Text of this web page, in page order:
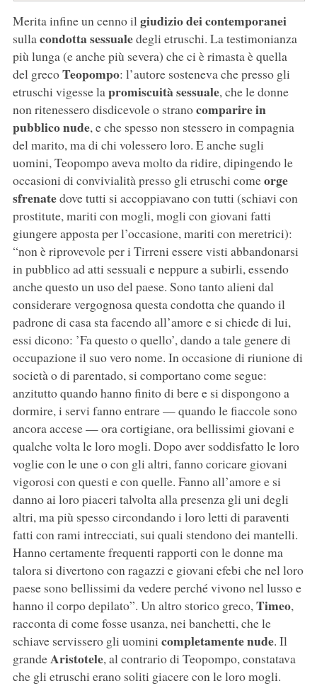
Merita infine un cenno ilgiudizio dei contemporanei
sullacondotta sessualedegli etruschi. La testimonianza
più lunga (e anche più severa) che ci è rimasta è quella
del grecoTeopompo: l’autore sosteneva che presso gli
etruschi vigesse lapromiscuità sessuale, che le donne
non ritenessero disdicevole o stranocomparire in
pubblico nude, e che spesso non stessero in compagnia
del marito, ma di chi volessero loro. E anche sugli
uomini, Teopompo aveva molto da ridire, dipingendo le
occasioni di convivialità presso gli etruschi comeorge
sfrenatedove tutti si accoppiavano con tutti (schiavi con
prostitute, mariti con mogli, mogli con giovani fatti
giungere apposta per l’occasione, mariti con meretrici):
“non è riprovevole per i Tirreni essere visti abbandonarsi
in pubblico ad atti sessuali e neppure a subirli, essendo
anche questo un uso del paese. Sono tanto alieni dal
considerare vergognosa questa condotta che quando il
padrone di casa sta facendo all’amore e si chiede di lui,
essi dicono: ’Fa questo o quello’, dando a tale genere di
occupazione il suo vero nome. In occasione di riunione di
società o di parentado, si comportano come segue:
anzitutto quando hanno finito di bere e si dispongono a
dormire, i servi fanno entrare — quando le fiaccole sono
ancora accese — ora cortigiane, ora bellissimi giovani e
qualche volta le loro mogli. Dopo aver soddisfatto le loro
voglie con le une o con gli altri, fanno coricare giovani
vigorosi con questi e con quelle. Fanno all’amore e si
danno ai loro piaceri talvolta alla presenza gli uni degli
altri, ma più spesso circondando i loro letti di paraventi
fatti con rami intrecciati, sui quali stendono dei mantelli.
Hanno certamente frequenti rapporti con le donne ma
talora si divertono con ragazzi e giovani efebi che nel loro
paese sono bellissimi da vedere perché vivono nel lusso e
hanno il corpo depilato”. Un altro storico greco,Timeo,
racconta di come fosse usanza, nei banchetti, che le
schiave servissero gli uomini completamente nude. Il
grandeAristotele, al contrario di Teopompo, constatava
che gli etruschi erano soliti giacere con le loro mogli.